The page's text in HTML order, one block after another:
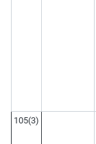
105(3)